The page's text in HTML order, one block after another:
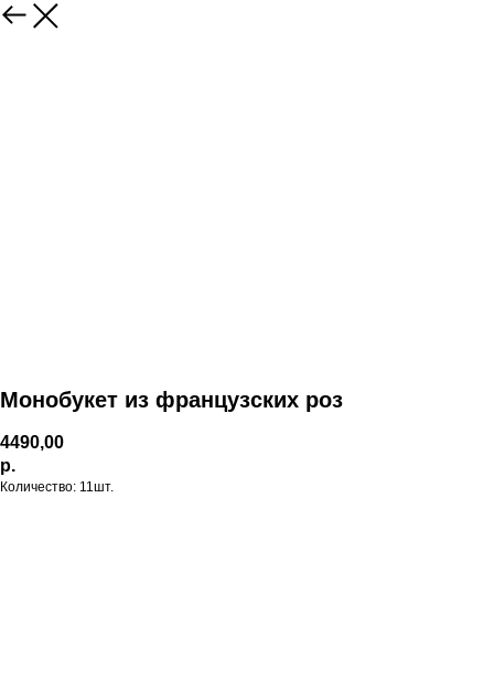
Монобукет из французских роз
4490,00
р.
Количество: 11шт.